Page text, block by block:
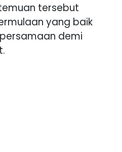
tersebut
yang baik
demi